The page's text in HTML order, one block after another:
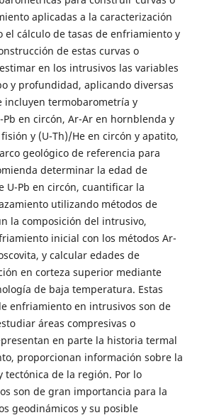
aplicadas a la caracterización
el cálculo de tasas de enfriamiento y
de estas curvas o
en los intrusivos las variables
y profundidad, aplicando diversas
incluyen termobarometría y
en circón, Ar-Ar en hornblenda y
y (U-Th)/He en circón y apatito,
geológico de referencia para
determinar la edad de
U-Pb en circón, cuantificar la
utilizando métodos de
la composición del intrusivo,
inicial con los métodos Ar-
y calcular edades de
en corteza superior mediante
de baja temperatura. Estas
enfriamiento en intrusivos son de
áreas compresivas o
en parte la historia termal
proporcionan información sobre la
tectónica de la región. Por lo
son de gran importancia para la
geodinámicos y su posible